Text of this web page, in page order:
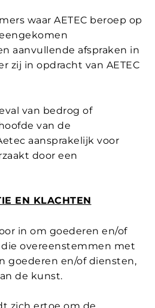
waar AETEC beroep op
aanvullende afspraken in
zij in opdracht van AETEC
van bedrog of
van de
aansprakelijk voor
door een
EN KLACHTEN
in om goederen en/of
overeenstemmen met
goederen en/of diensten,
de kunst.